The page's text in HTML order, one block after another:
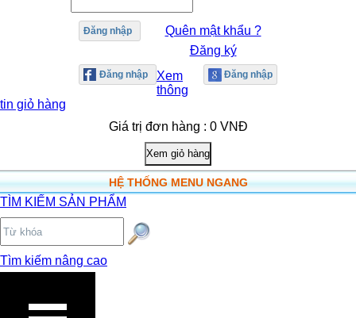
Đăng nhập
Quên mật khẩu ?
Đăng ký
Xem
thông
tin giỏ hàng
Giá trị đơn hàng : 0 VNĐ
HỆ THỐNG MENU NGANG
TÌM KIẾM SẢN PHẨM
Tìm kiếm nâng cao